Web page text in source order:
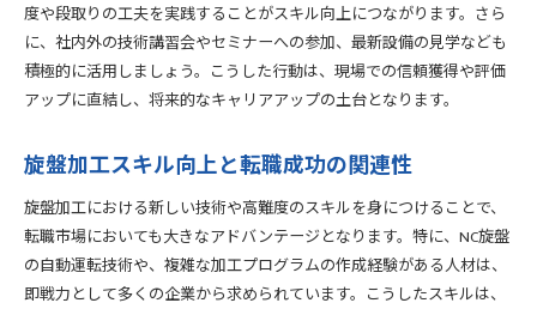
度や段取りの工夫を実践することがスキル向上につながります。さら
に、社内外の技術講習会やセミナーへの参加、最新設備の見学なども
積極的に活用しましょう。こうした行動は、現場での信頼獲得や評価
アップに直結し、将来的なキャリアアップの土台となります。
旋盤加工スキル向上と転職成功の関連性
旋盤加工における新しい技術や高難度のスキルを身につけることで、
転職市場においても大きなアドバンテージとなります。特に、NC旋盤
の自動運転技術や、複雑な加工プログラムの作成経験がある人材は、
即戦力として多くの企業から求められています。こうしたスキルは、